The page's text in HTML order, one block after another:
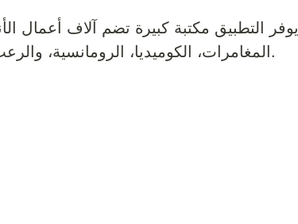
يوفر التطبيق مكتبة كبيرة تضم آلاف أعمال
المغامرات، الكوميديا، الرومانسية، والرعب، مع تحديثات مستمرة للمحتوى الجديد.